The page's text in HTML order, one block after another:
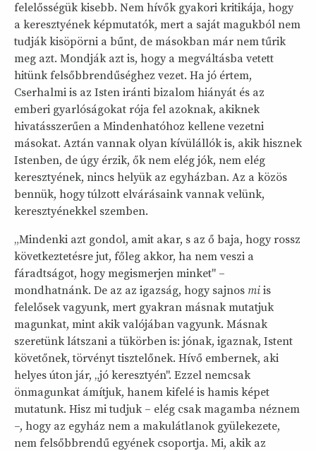
felelősségük kisebb. Nem hívők gyakori kritikája, hogy
a keresztyének képmutatók, mert a saját magukból nem
tudják kisöpörni a bűnt, de másokban már nem tűrik
meg azt. Mondják azt is, hogy a megváltásba vetett
hitünk felsőbbrendűséghez vezet. Ha jó értem,
Cserhalmi is az Isten iránti bizalom hiányát és az
emberi gyarlóságokat rója fel azoknak, akiknek
hivatásszerűen a Mindenhatóhoz kellene vezetni
másokat. Aztán vannak olyan kívülállók is, akik hisznek
Istenben, de úgy érzik, ők nem elég jók, nem elég
keresztyének, nincs helyük az egyházban. Az a közös
bennük, hogy túlzott elvárásaink vannak velünk,
keresztyénekkel szemben.
„Mindenki azt gondol, amit akar, s az ő baja, hogy rossz
következtetésre jut, főleg akkor, ha nem veszi a
fáradtságot, hogy megismerjen minket" –
mondhatnánk. De az az igazság, hogy sajnos mi is
felelősek vagyunk, mert gyakran másnak mutatjuk
magunkat, mint akik valójában vagyunk. Másnak
szeretünk látszani a tükörben is: jónak, igaznak, Istent
követőnek, törvényt tisztelőnek. Hívő embernek, aki
helyes úton jár, „jó keresztyén". Ezzel nemcsak
önmagunkat ámítjuk, hanem kifelé is hamis képet
mutatunk. Hisz mi tudjuk – elég csak magamba néznem
–, hogy az egyház nem a makulátlanok gyülekezete,
nem felsőbbrendű egyének csoportja. Mi, akik az